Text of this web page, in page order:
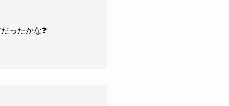
ったかな❓